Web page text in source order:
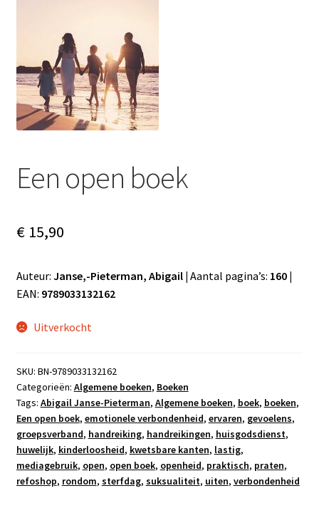
Klantenservice
Retour
Een open boek
€15,90
Auteur: Janse,-Pieterman, Abigail | Aantal pagina’s: 160 |
EAN: 9789033132162
Uitverkocht
SKU: BN-9789033132162
Categorieën: Algemene boeken, Boeken
Tags: Abigail Janse-Pieterman, Algemene boeken, boek, boeken,
Een open boek, emotionele verbondenheid, ervaren, gevoelens,
groepsverband, handreiking, handreikingen, huisgodsdienst,
huwelijk, kinderloosheid, kwetsbare kanten, lastig,
mediagebruik, open, open boek, openheid, praktisch, praten,
refoshop, rondom, sterfdag, suksualiteit, uiten, verbondenheid